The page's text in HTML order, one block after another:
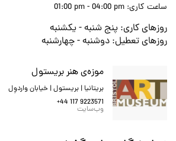
ساعت کاری: 01:00 pm - 04:00 pm
روزهای کاری: پنج شنبه - يكشنبه
روزهای تعطیل: دوشنبه - چهارشنبه
موزه‌ی هنر بریستول
بریتانیا | بریستول | خیابان واردوِل
+44 117 9223571
وب‌سایت